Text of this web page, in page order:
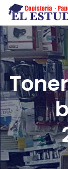
El Estudiante
Copistería
Papelería
Servicios